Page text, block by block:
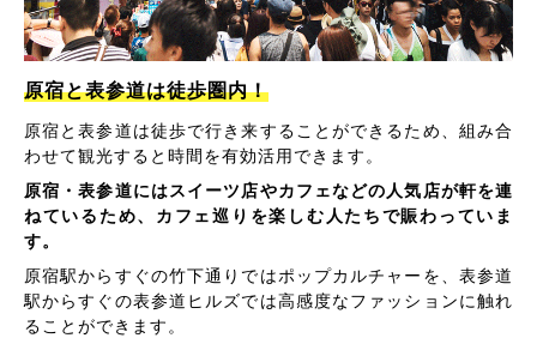
原宿と表参道は徒歩圏内！
原宿と表参道は徒歩で行き来することができるため、組み合
わせて観光すると時間を有効活用できます。
原宿・表参道にはスイーツ店やカフェなどの人気店が軒を連
ねているため、カフェ巡りを楽しむ人たちで賑わっていま
す。
原宿駅からすぐの竹下通りではポップカルチャーを、表参道
駅からすぐの表参道ヒルズでは高感度なファッションに触れ
ることができます。